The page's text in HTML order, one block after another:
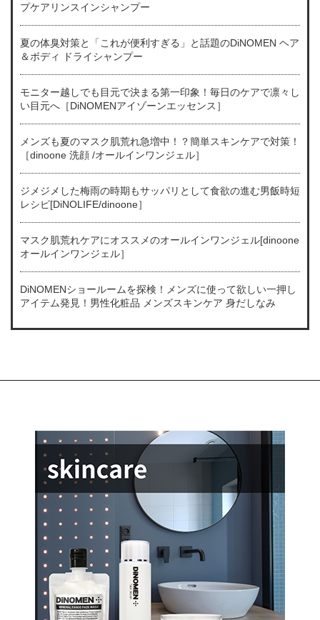
プケアリンスインシャンプー
夏の体臭対策と「これが便利すぎる」と話題のDiNOMEN ヘア
＆ボディ ドライシャンプー
モニター越しでも目元で決まる第一印象！毎日のケアで凛々し
い目元へ［DiNOMENアイゾーンエッセンス］
メンズも夏のマスク肌荒れ急増中！？簡単スキンケアで対策！
［dinoone 洗顔 /オールインワンジェル］
ジメジメした梅雨の時期もサッパリとして食欲の進む男飯時短
レシピ[DiNOLIFE/dinoone］
マスク肌荒れケアにオススメのオールインワンジェル[dinoone
オールインワンジェル］
DiNOMENショールームを探検！メンズに使って欲しい一押し
アイテム発見！男性化粧品 メンズスキンケア 身だしなみ